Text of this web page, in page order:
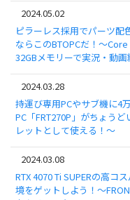
2024.05.02
ピラーレス採用でパーツ配
ならこのBTOPCだ！～Core
32GBメモリーで実況・動
2024.03.28
持運び専用PCやサブ機に4
PC「FRT270P」がちょう
レットとして使える！～
2024.03.08
RTX 4070 Ti SUPERの高コ
境をゲットしよう！～